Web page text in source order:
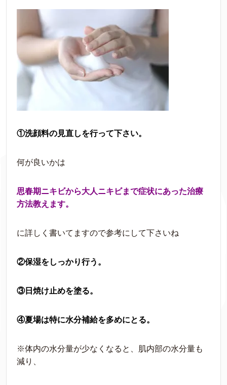
①洗顔料の見直しを行って下さい。
何が良いかは
思春期ニキビから大人ニキビまで症状にあった治療
方法教えます。
に詳しく書いてますので参考にして下さいね
②保湿をしっかり行う。
③日焼け止めを塗る。
④夏場は特に水分補給を多めにとる。
※体内の水分量が少なくなると、肌内部の水分量も
減り、